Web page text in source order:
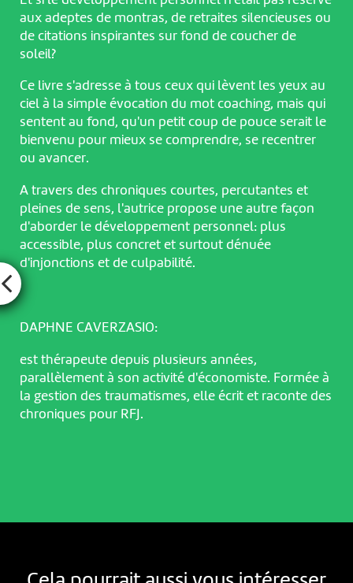
aux adeptes de montras, de retraites silencieuses ou
de citations inspirantes sur fond de coucher de
soleil?
Ce livre s'adresse à tous ceux qui lèvent les yeux au
ciel à la simple évocation du mot coaching, mais qui
sentent au fond, qu'un petit coup de pouce serait le
bienvenu pour mieux se comprendre, se recentrer
ou avancer.
A travers des chroniques courtes, percutantes et
pleines de sens, l'autrice propose une autre façon
d'aborder le développement personnel: plus
accessible, plus concret et surtout dénuée
d'injonctions et de culpabilité.
DAPHNE CAVERZASIO:
est thérapeute depuis plusieurs années,
parallèlement à son activité d'économiste. Formée à
la gestion des traumatismes, elle écrit et raconte des
chroniques pour RFJ.